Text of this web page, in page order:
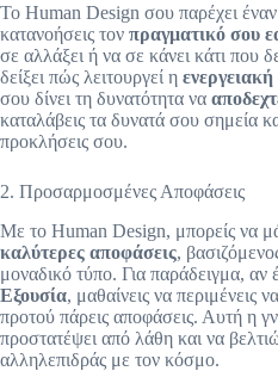
Το Human Design σου παρέχει έναν
κατανοήσεις τον πραγματικό σου
σε αλλάξει ή να σε κάνει κάτι που
δείξει πώς λειτουργεί η
σου δίνει τη δυνατότητα να
καταλάβεις τα δυνατά σου σημεία
προκλήσεις σου.
2. Προσαρμοσμένες Αποφάσεις
Με το Human Design, μπορείς να
καλύτερες αποφάσεις,
μοναδικό τύπο. Για παράδειγμα, αν
Εξουσία, μαθαίνεις να περιμένεις
προτού πάρεις αποφάσεις. Αυτή η
προστατέψει από λάθη και να
αλληλεπιδράς με τον κόσμο.